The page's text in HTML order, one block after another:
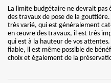
La limite budgétaire ne devrait
des travaux de pose de la
très varié, qui est généralement
en œuvre des travaux, il est très
qui est à la hauteur de vos
fiable, il est même possible de
choix et également de la